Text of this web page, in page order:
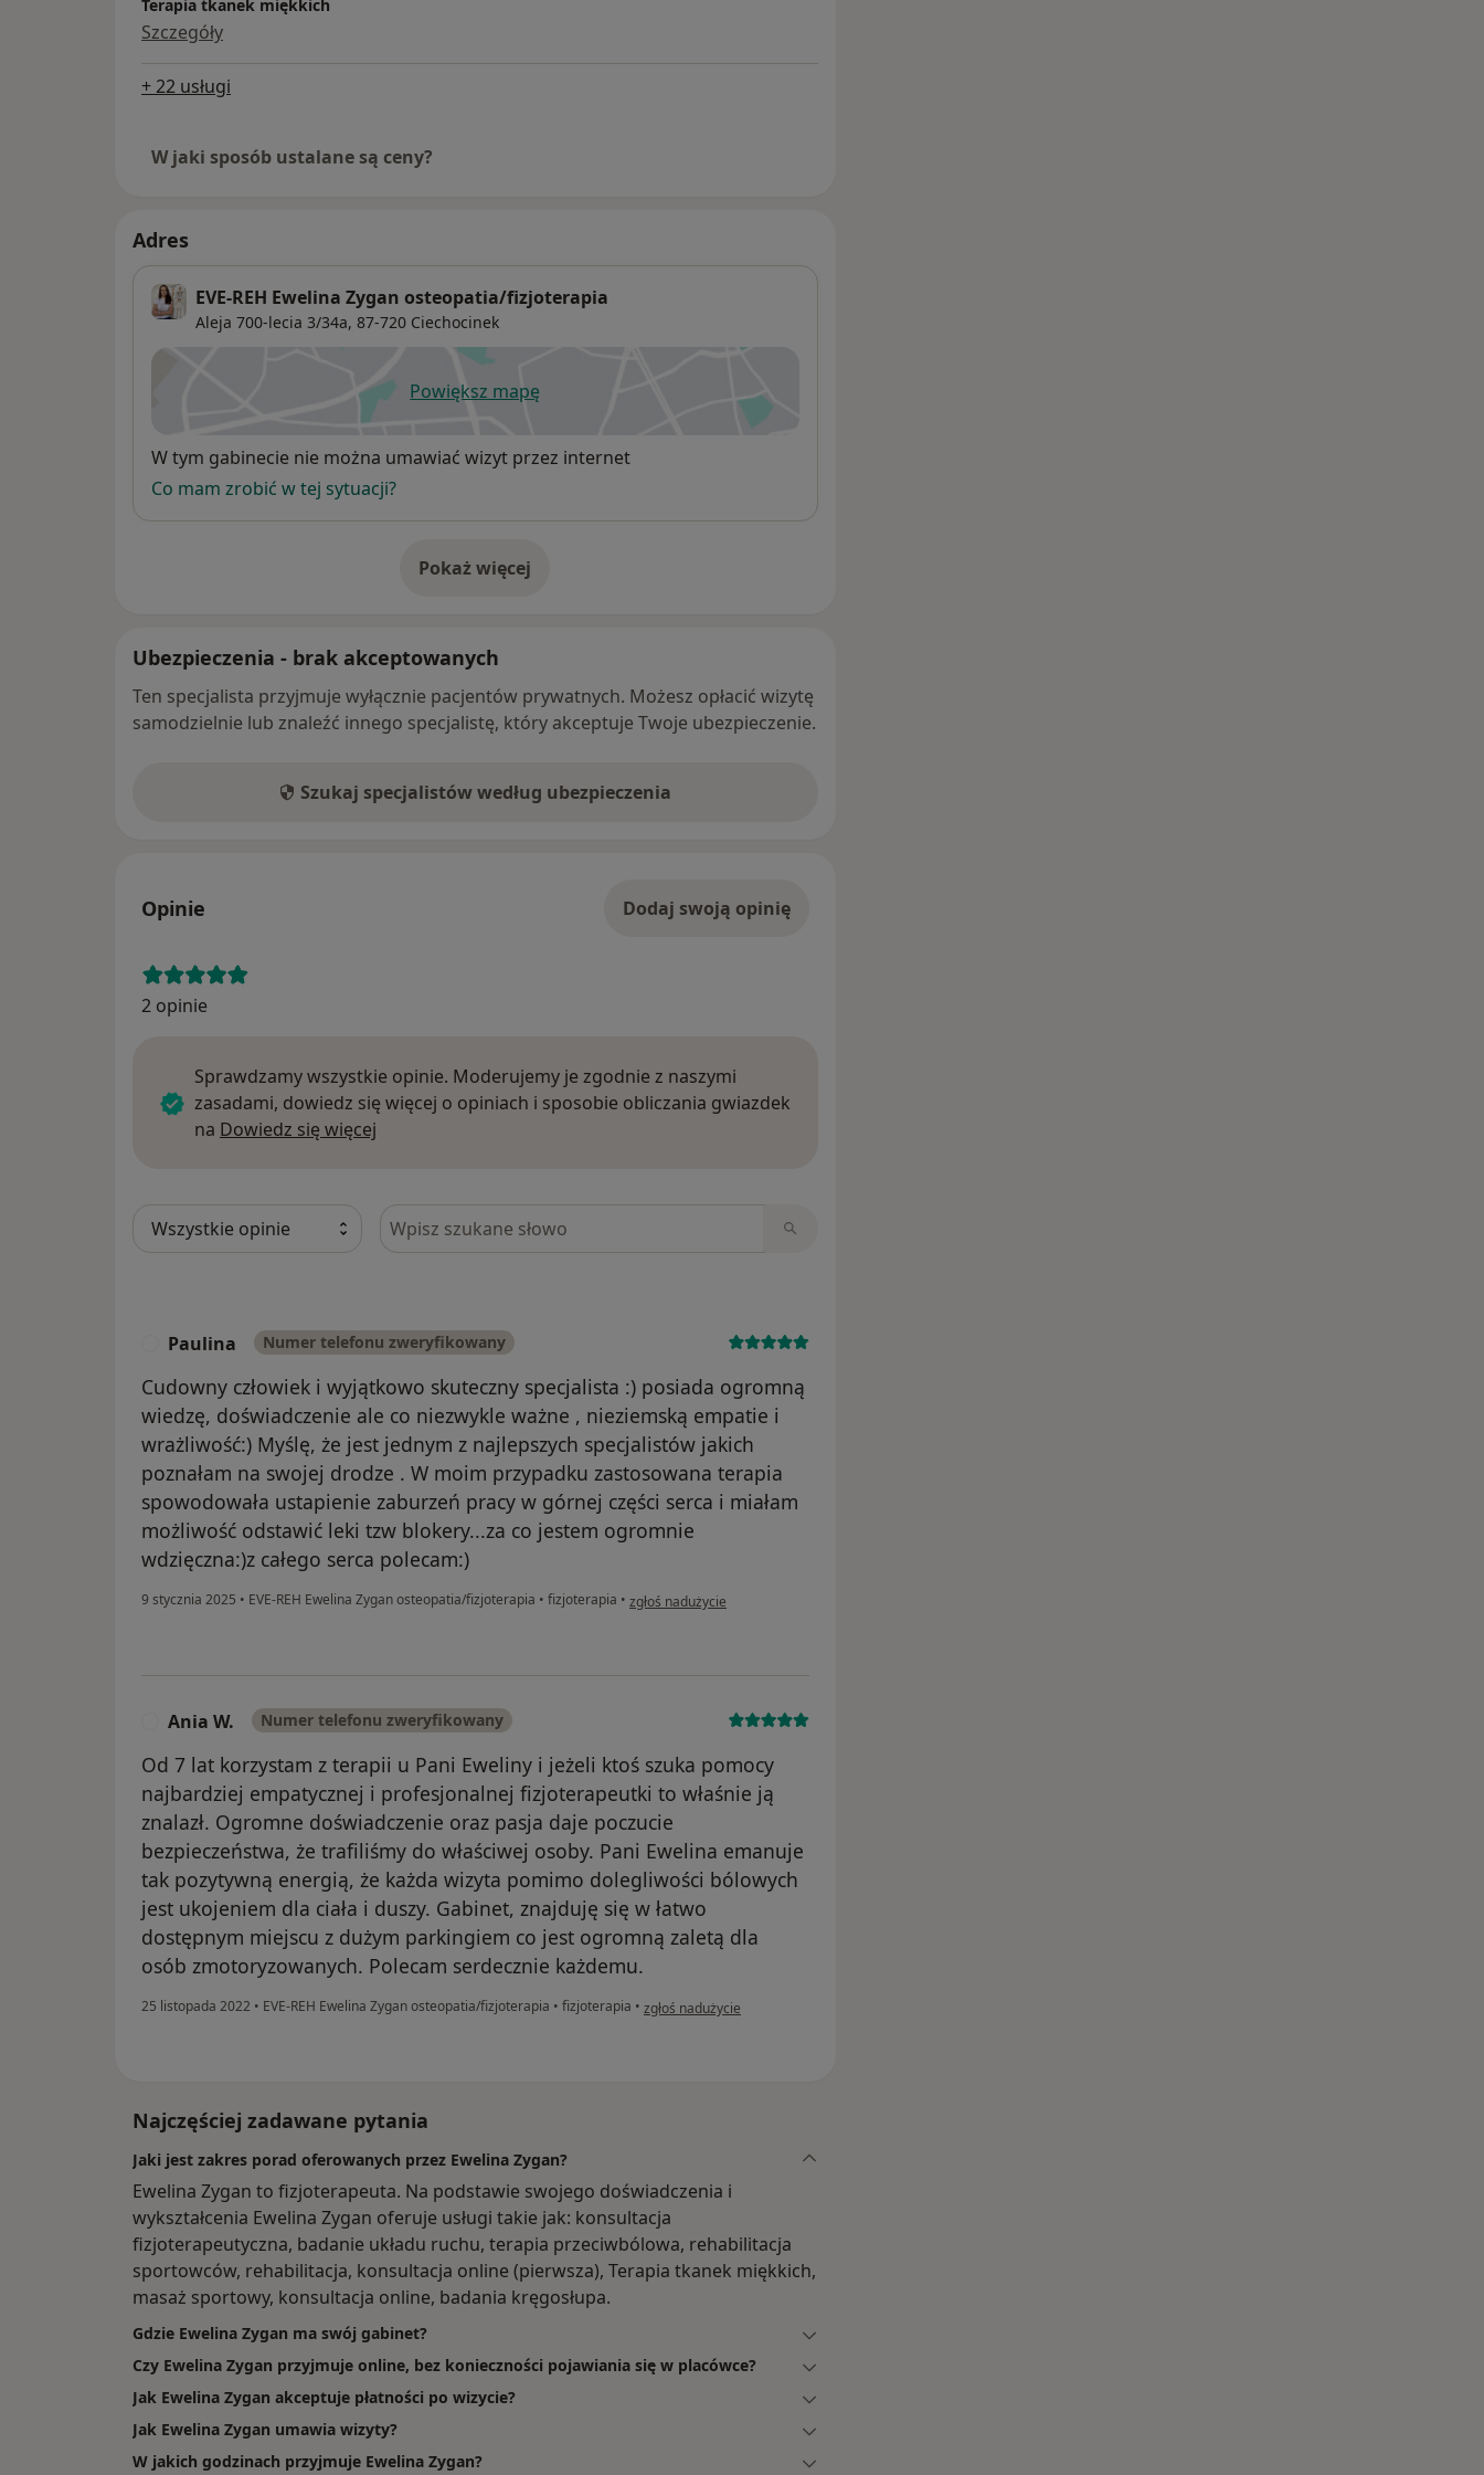
Terapia tkanek miękkich
Szczegóły
+ 22 usługi
W jaki sposób ustalane są ceny?
Adres
EVE-REH Ewelina Zygan osteopatia/fizjoterapia
Aleja 700-lecia 3/34a, 87-720 Ciechocinek
Powiększ mapęotwiera się w nowej karcie
Dostępność
W tym gabinecie nie można umawiać wizyt przez internet
Co mam zrobić w tej sytuacji?
Pokaż więcej
o adresie
Ubezpieczenia - brak akceptowanych
Ten specjalista przyjmuje wyłącznie pacjentów prywatnych. Możesz opłacić wizytę
samodzielnie lub znaleźć innego specjalistę, który akceptuje Twoje ubezpieczenie.
Szukaj specjalistów według ubezpieczenia
Opinie Dodaj swoją opinię
2 opinie
Sprawdzamy wszystkie opinie. Moderujemy je zgodnie z naszymi
zasadami, dowiedz się więcej o opiniach i sposobie obliczania gwiazdek
na Dowiedz się więcej
Szukaj w opiniach
Paulina Numer telefonu zweryfikowany
Cudowny człowiek i wyjątkowo skuteczny specjalista :) posiada ogromną
wiedzę, doświadczenie ale co niezwykle ważne , nieziemską empatie i
wrażliwość:) Myślę, że jest jednym z najlepszych specjalistów jakich
poznałam na swojej drodze . W moim przypadku zastosowana terapia
spowodowała ustapienie zaburzeń pracy w górnej części serca i miałam
możliwość odstawić leki tzw blokery...za co jestem ogromnie
wdzięczna:)z całego serca polecam:)
9 stycznia 2025 • EVE-REH Ewelina Zygan osteopatia/fizjoterapia • fizjoterapia • w opinii użytkownika Paulina
zgłoś nadużycie
Ania W. Numer telefonu zweryfikowany
Od 7 lat korzystam z terapii u Pani Eweliny i jeżeli ktoś szuka pomocy
najbardziej empatycznej i profesjonalnej fizjoterapeutki to właśnie ją
znalazł. Ogromne doświadczenie oraz pasja daje poczucie
bezpieczeństwa, że trafiliśmy do właściwej osoby. Pani Ewelina emanuje
tak pozytywną energią, że każda wizyta pomimo dolegliwości bólowych
jest ukojeniem dla ciała i duszy. Gabinet, znajduję się w łatwo
dostępnym miejscu z dużym parkingiem co jest ogromną zaletą dla
osób zmotoryzowanych. Polecam serdecznie każdemu.
25 listopada 2022 • EVE-REH Ewelina Zygan osteopatia/fizjoterapia • fizjoterapia • w opinii użytkownika Ania W.
zgłoś nadużycie
Najczęściej zadawane pytania
Jaki jest zakres porad oferowanych przez Ewelina Zygan?
Ewelina Zygan to fizjoterapeuta. Na podstawie swojego doświadczenia i
wykształcenia Ewelina Zygan oferuje usługi takie jak: konsultacja
fizjoterapeutyczna, badanie układu ruchu, terapia przeciwbólowa, rehabilitacja
sportowców, rehabilitacja, konsultacja online (pierwsza), Terapia tkanek miękkich,
masaż sportowy, konsultacja online, badania kręgosłupa.
Gdzie Ewelina Zygan ma swój gabinet?
Czy Ewelina Zygan przyjmuje online, bez konieczności pojawiania się w placówce?
Jak Ewelina Zygan akceptuje płatności po wizycie?
Jak Ewelina Zygan umawia wizyty?
W jakich godzinach przyjmuje Ewelina Zygan?